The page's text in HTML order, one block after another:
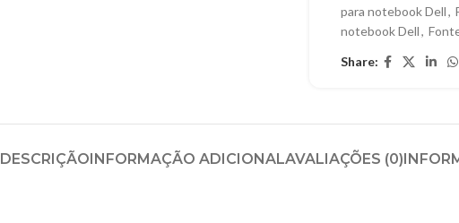
para notebook Dell,
notebook Dell,
Share:
DESCRIÇÃOINFORMAÇÃO ADICIONALAVALIAÇÕES (0)